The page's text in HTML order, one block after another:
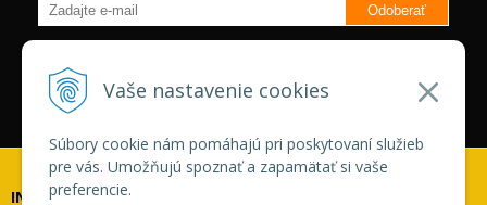
Vaše nastavenie cookies
Súbory cookie nám pomáhajú pri poskytovaní služieb
pre vás. Umožňujú spoznať a zapamätať si vaše
preferencie.
Odoberať
zľavách na vybrané produkty.
Neplatí pre Veľkoobchodných
zákazníkov.
INFOLINKA